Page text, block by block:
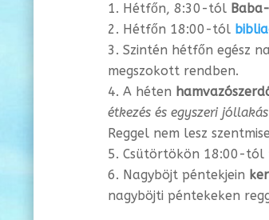
Hétfőn, 8:30-tól
Hétfőn 18:00-tól
Szintén hétfőn egész
megszokott rendben.
A héten
étkezés és egyszeri
Reggel nem lesz
Csütörtökön 18:00-tól
Nagyböjt péntekjein
nagyböjti péntekeken